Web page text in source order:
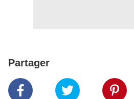
Partager